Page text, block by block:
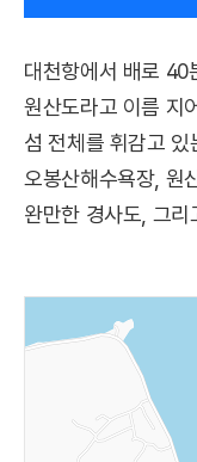
대천항에서 배로 40
원산도라고 이름 지
섬 전체를 휘감고
오봉산해수욕장, 원
완만한 경사도, 그